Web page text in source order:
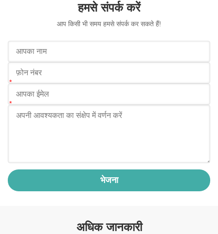
हमसे संपर्क करें
आप किसी भी समय हमसे संपर्क कर सकते हैं!
भेजना
अधिक जानकारी